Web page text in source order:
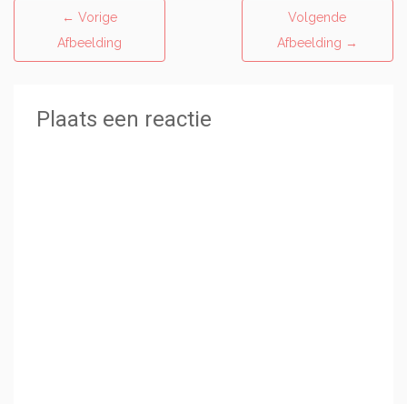
← Vorige
Afbeelding
Volgende
Afbeelding →
Plaats een reactie